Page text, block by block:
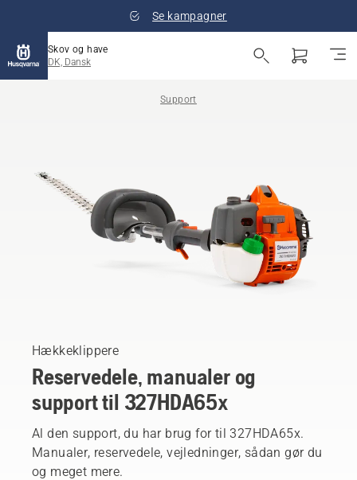
Se kampagner
Skov og have
DK, Dansk
Support
Hækkeklippere
Reservedele, manualer og
support til 327HDA65x
Al den support, du har brug for til 327HDA65x.
Manualer, reservedele, vejledninger, sådan gør du
og meget mere.